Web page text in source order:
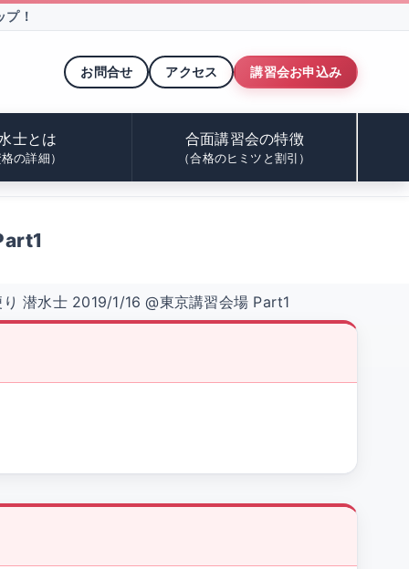
プ！
お問合せ アクセス 講習会お申込み
士とは
格の詳細）
合面講習会の特徴
（合格のヒミツと割引）
潜水士 2019/1/16 @東京講習会場 Part1